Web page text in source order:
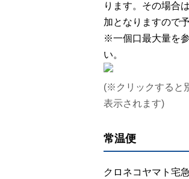
ります。その場合
加となりますので
※一個口最大量を
い。
(※クリックすると
表示されます)
常温便
クロネコヤマト宅